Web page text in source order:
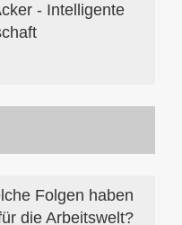
- Intelligente
Folgen haben
die Arbeitswelt?